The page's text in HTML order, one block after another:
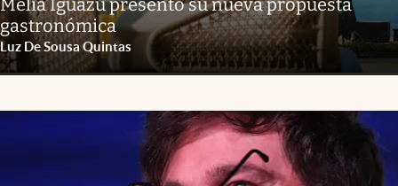
Meliá Iguazú presentó su nueva propuesta
gastronómica
Luz De Sousa Quintas